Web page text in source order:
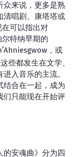
众来说，更多是熟
清唱剧、康塔塔或
可以指出对
特纳早期的
，或
些都发生在文学、
入音乐的主流。
结合在一起，成为
们只能现在开始评
的安魂曲》分为四